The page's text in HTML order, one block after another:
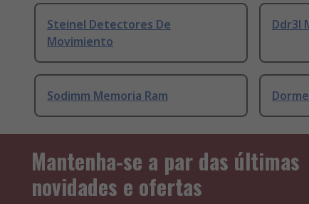
Steinel Detectores De
Movimiento
Ddr3l
Sodimm Memoria Ram
Mantenha-se a par das últimas
novidades e ofertas